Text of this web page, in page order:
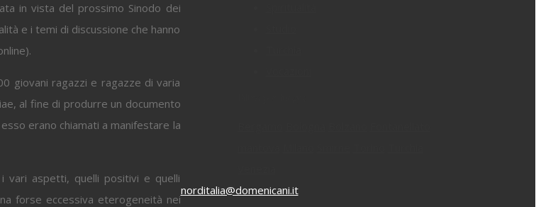
in vista del prossimo Sinodo dei
e i temi di discussione che hanno
giovani ragazzi e ragazze di varia
al fine di produrre un documento
erano chiamati a manifestare la
vari aspetti, quelli positivi e quelli
forse eccessiva eterogeneità nei
norditalia@domenicani.it